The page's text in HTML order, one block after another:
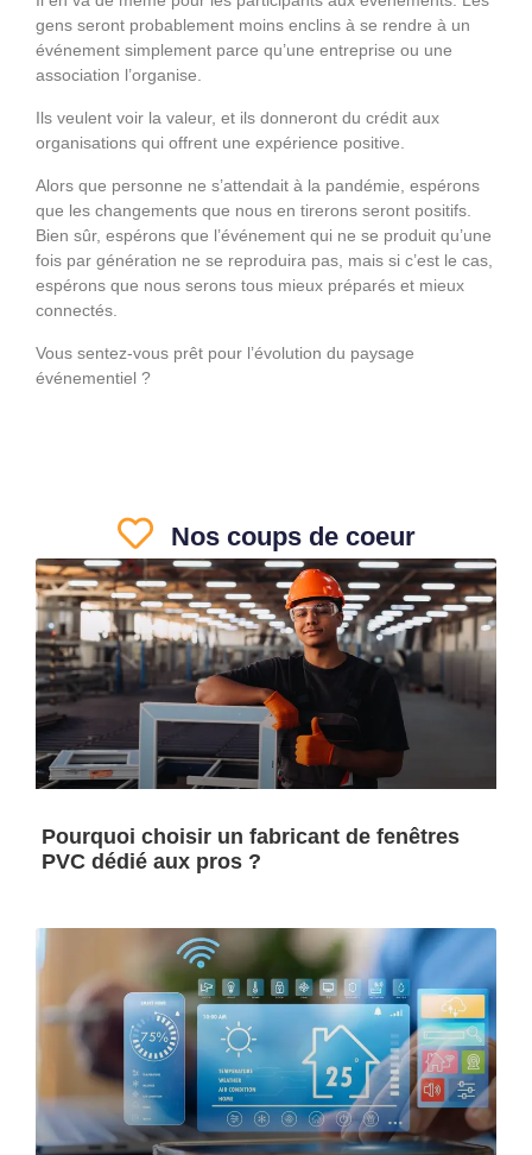
gens seront probablement moins enclins à se rendre à un
événement simplement parce qu’une entreprise ou une
association l’organise.
Ils veulent voir la valeur, et ils donneront du crédit aux
organisations qui offrent une expérience positive.
Alors que personne ne s’attendait à la pandémie, espérons
que les changements que nous en tirerons seront positifs.
Bien sûr, espérons que l’événement qui ne se produit qu’une
fois par génération ne se reproduira pas, mais si c’est le cas,
espérons que nous serons tous mieux préparés et mieux
connectés.
Vous sentez-vous prêt pour l’évolution du paysage
événementiel ?
Nos coups de coeur
Pourquoi choisir un fabricant de fenêtres
PVC dédié aux pros ?